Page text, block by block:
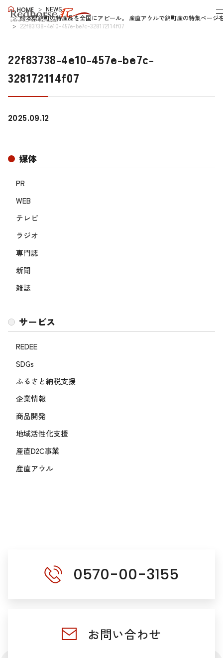
HOME
NEWS
熊本県錦町の特産品を全国にアピール。 産直アウルで錦町産の特集ページ
22f83738-4e10-457e-be7c-328172114f07
22f83738-4e10-457e-be7c-
328172114f07
媒体
PR
WEB
テレビ
ラジオ
専門誌
新聞
雑誌
サービス
REDEE
SDGs
ふるさと納税支援
企業情報
商品開発
地域活性化支援
産直D2C事業
産直アウル
2025.09.12
0570-00-3155
お問い合わせ